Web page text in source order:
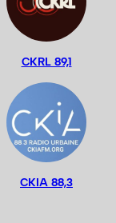
CKRL 89,1
CKIA 88,3